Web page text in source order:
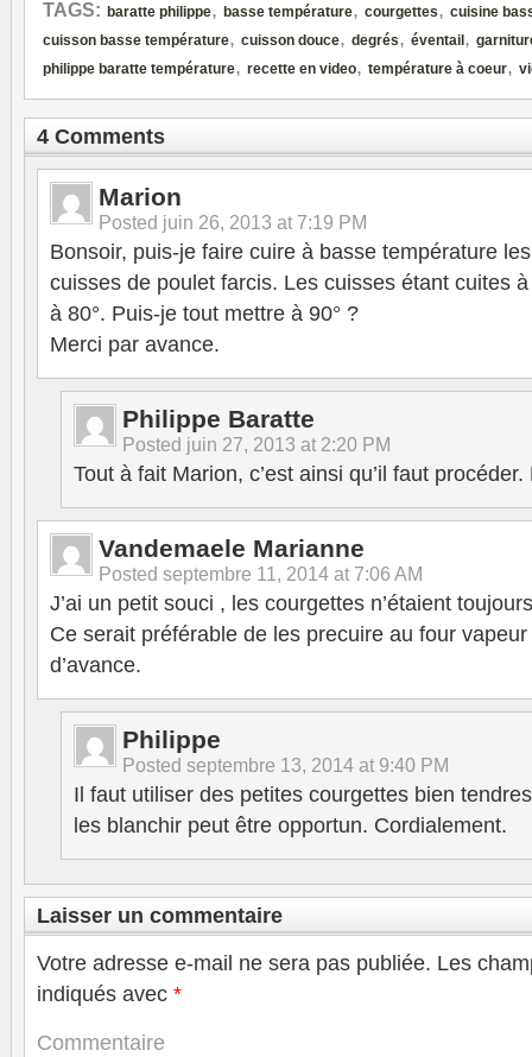
TAGS: baratte philippe, basse température, courgettes, cuisine
cuisson basse température, cuisson douce, degrés, éventail ,
philippe baratte température, recette en video, température à coeur,
4 Comments
Marion
Posted juin 26, 2013 at 7:19 PM
Bonsoir, puis-je faire cuire à basse température
cuisses de poulet farcis. Les cuisses étant cuites
à 80°. Puis-je tout mettre à 90° ?
Merci par avance.
Philippe Baratte
Posted juin 27, 2013 at 2:20 PM
Tout à fait Marion, c’est ainsi qu’il faut
Vandemaele Marianne
Posted septembre 11, 2014 at 7:06 AM
J’ai un petit souci , les courgettes n’étaient
Ce serait préférable de les precuire au four
d’avance.
Philippe
Posted septembre 13, 2014 at 9:40 PM
Il faut utiliser des petites courgettes bien
les blanchir peut être opportun. Cordialement.
Laisser un commentaire
Votre adresse e-mail ne sera pas publiée. Les
indiqués avec *
Commentaire